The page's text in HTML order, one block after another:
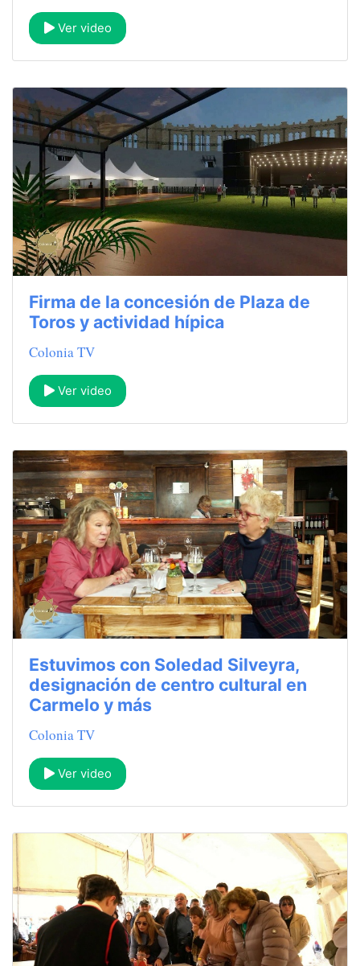
Ver video
Firma de la concesión de Plaza de
Toros y actividad hípica
Colonia TV
Ver video
Estuvimos con Soledad Silveyra,
designación de centro cultural en
Carmelo y más
Colonia TV
Ver video